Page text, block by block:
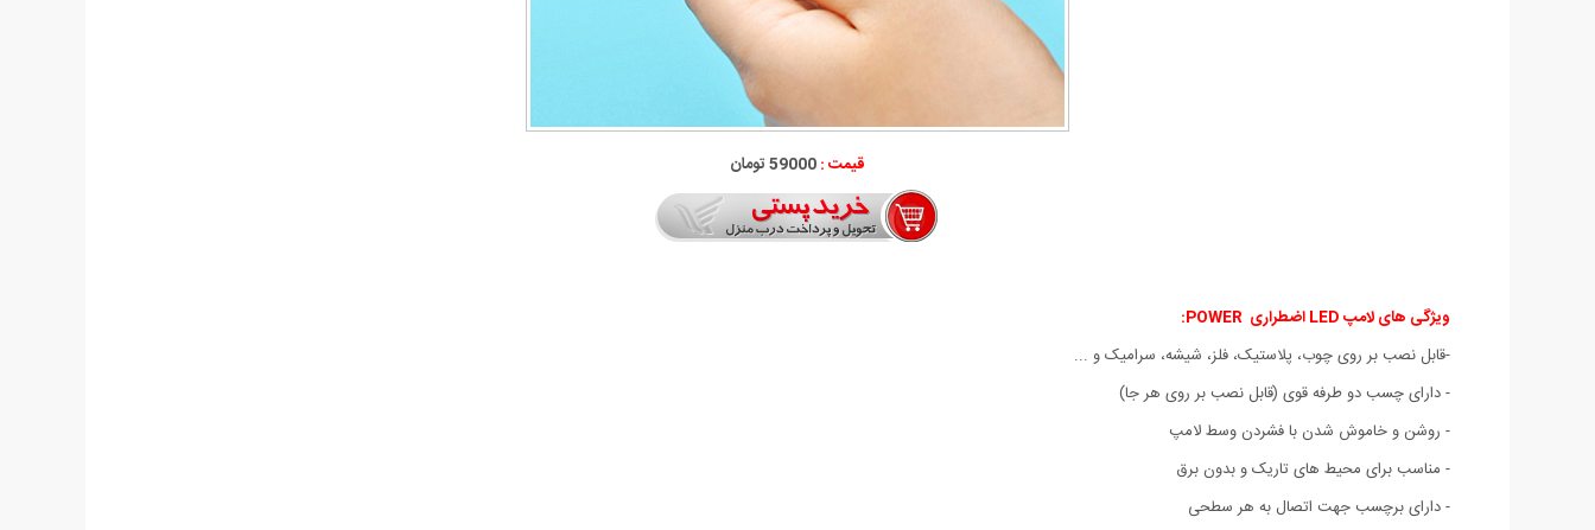
قیمت :59000 تومان
ویژگی هایلامپ LED اضطراری POWER:
-قابل نصب بر روی چوب، پلاستیک، فلز، شیشه، سرامیک و ...
- دارای چسب دو طرفه قوی (قابل نصب بر روی هر جا)
- روشن و خاموش شدن با فشردن وسط لامپ
- مناسب برای محیط های تاریک و بدون برق
- دارای برچسب جهت اتصال به هر سطحی